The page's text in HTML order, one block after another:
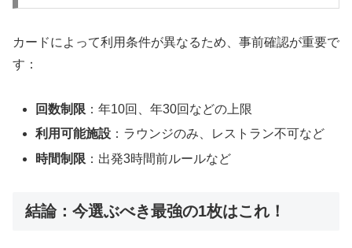
カードによって利用条件が異なるため、事前確認が重要で
す：
回数制限 ：年10回、年30回などの上限
利用可能施設 ：ラウンジのみ、レストラン不可など
時間制限 ：出発3時間前ルールなど
結論：今選ぶべき最強の1枚はこれ！